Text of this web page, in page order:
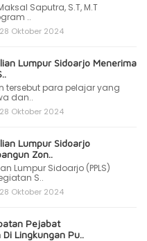
Saputra, S.T, M.T
..
28 Oktober 2024
Lumpur Sidoarjo Menerima
tersebut para pelajar yang
dan..
28 Oktober 2024
Lumpur Sidoarjo
Zon..
Lumpur Sidoarjo (PPLS)
S..
28 Oktober 2024
Pejabat
Lingkungan Pu..